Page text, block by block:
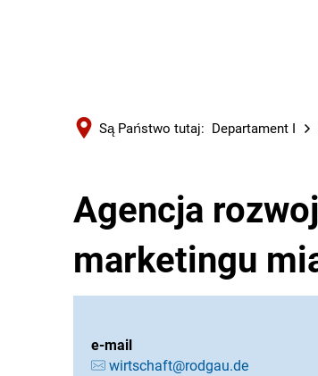
Są Państwo tutaj: Departament I
Agencja
marketingu
e-mail
wirtschaft@rodgau.de